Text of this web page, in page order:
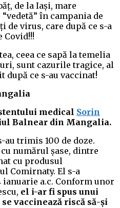
de la Iași, mare
în campania de
de virus, care după ce s-a
Covid!!!
ceea ce sapă la temelia
sunt cazurile tragice, al
după ce s-au vaccinat!
medical Sorin
Balnear din Mangalia.
au trimis 100 de doze.
numărul șase, dintre
cu produsul
Comirnaty. El s-a
ianuarie a.c. Conform unor
el i-ar fi spus unui
vaccinează riscă să-și